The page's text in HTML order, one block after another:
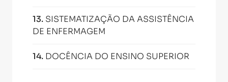
13. SISTEMATIZAÇÃO DA ASSISTÊNCIA
DE ENFERMAGEM
14. DOCÊNCIA DO ENSINO SUPERIOR